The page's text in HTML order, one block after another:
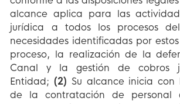
alcance aplica para las
jurídica a todos los procesos
necesidades identificadas por
proceso, la realización de la
Canal y la gestión de cobros
Entidad;(2) Su alcance inicia
de la contratación de personal